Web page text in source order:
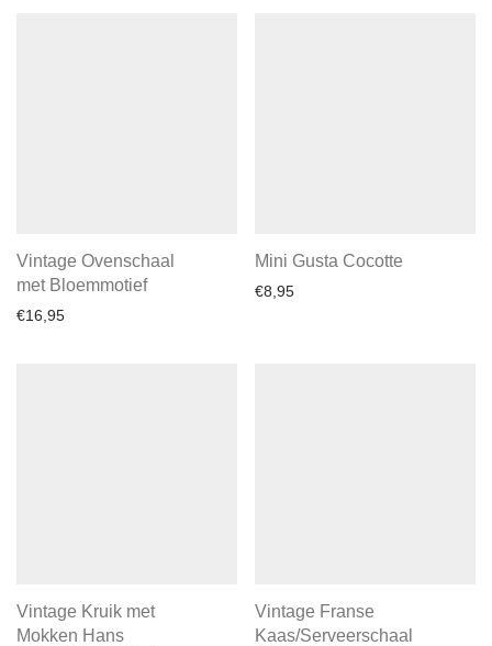
Vintage Ovenschaal
met Bloemmotief
€16,95
Mini Gusta Cocotte
€8,95
Vintage Kruik met
Mokken Hans
Vintage Franse
Kaas/Serveerschaal